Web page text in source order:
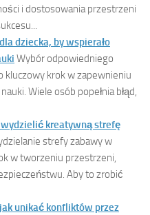
i dostosowania przestrzeni
dziecka, by wspierało
Wybór odpowiedniego
kluczowy krok w zapewnieniu
Wiele osób popełnia błąd,
wydzielić kreatywną strefę
strefy zabawy w
w tworzeniu przestrzeni,
Aby to zrobić
unikać konfliktów przez